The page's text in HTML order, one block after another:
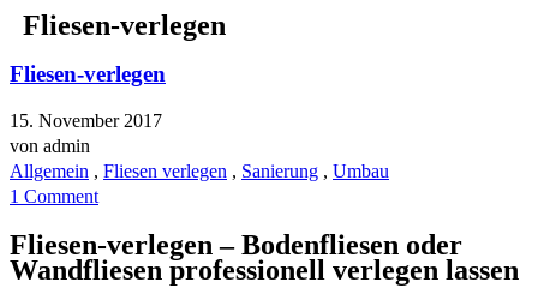
Fliesen-verlegen
Fliesen-verlegen
15. November 2017
von admin
Allgemein , Fliesen verlegen , Sanierung , Umbau
1 Comment
Fliesen-verlegen – Bodenfliesen oder
Wandfliesen professionell verlegen lassen